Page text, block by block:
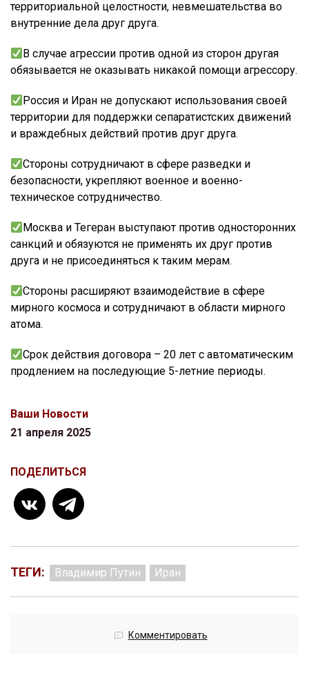
территориальной целостности, невмешательства во
внутренние дела друг друга.
В случае агрессии против одной из сторон другая
обязывается не оказывать никакой помощи агрессору.
Россия и Иран не допускают использования своей
территории для поддержки сепаратистских движений
и враждебных действий против друг друга.
Стороны сотрудничают в сфере разведки и
безопасности, укрепляют военное и военно-
техническое сотрудничество.
Москва и Тегеран выступают против односторонних
санкций и обязуются не применять их друг против
друга и не присоединяться к таким мерам.
Стороны расширяют взаимодействие в сфере
мирного космоса и сотрудничают в области мирного
атома.
Срок действия договора – 20 лет с автоматическим
продлением на последующие 5-летние периоды.
Ваши Новости
21 апреля 2025
ПОДЕЛИТЬСЯ
ТЕГИ: Владимир Путин Иран
Комментировать